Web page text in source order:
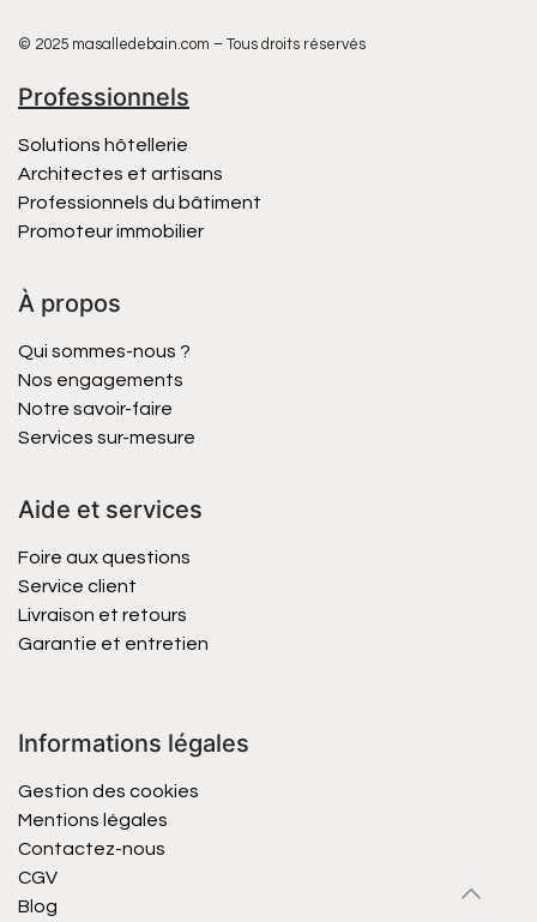
© 2025 masalledebain.com – Tous droits réservés
Professionnels
Solutions hôtellerie
Architectes et artisans
Professionnels du bâtiment
Promoteur immobilier
À propos
Qui sommes-nous ?
Nos engagements
Notre savoir-faire
Services sur-mesure
Aide et services
Foire aux questions
Service client
Livraison et retours
Garantie et entretien
Informations légales
Gestion des cookies
Mentions légales
Contactez-nous
CGV
Blog